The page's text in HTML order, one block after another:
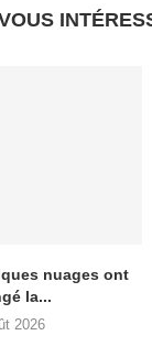
nuages ont
la...
2026